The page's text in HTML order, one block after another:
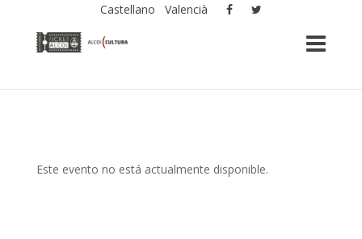
Castellano Valencià
Este evento no está actualmente disponible.